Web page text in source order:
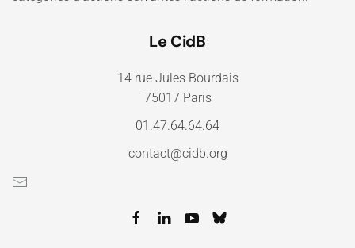
Le CidB
14 rue Jules Bourdais
75017 Paris
01.47.64.64.64
contact@cidb.org